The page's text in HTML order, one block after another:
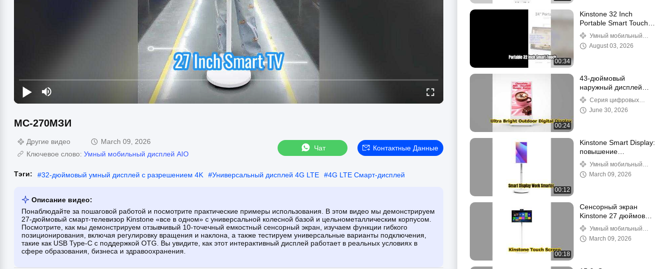
МС-270МЗИ
Другие видео
March 09, 2026
Ключевое слово: Умный мобильный дисплей AIO
Чат Контактные Данные
Тэги: #32-дюймовый умный дисплей с разрешением 4K #Универсальный дисплей 4G LTE #4G LTE Смарт-дисплей
Описание видео:
Понаблюдайте за пошаговой работой и посмотрите практические примеры использования. В этом видео мы демонстрируем
27-дюймовый смарт-телевизор Kinstone «все в одном» с универсальной колесной базой и цельнометаллическим корпусом.
Посмотрите, как мы демонстрируем отзывчивый 10-точечный емкостный сенсорный экран, изучаем функции гибкого
позиционирования, включая регулировку вращения и наклона, а также тестируем универсальные варианты подключения,
такие как USB Type-C с поддержкой OTG. Вы увидите, как этот интерактивный дисплей работает в реальных условиях в
сфере образования, бизнеса и здравоохранения.
00:34
Kinstone 32 Inch
Portable Smart Touch
Screen Review
Умный мобильный
дисплей AIO
August 03, 2026
00:24
43-дюймовый
наружный дисплей
высокой яркости Digital
Signage
Серия цифровых
вывесок
June 30, 2026
00:12
Kinstone Smart Display:
повышение
производительности в
офисе
Умный мобильный
дисплей AIO
March 09, 2026
00:18
Сенсорный экран
Kinstone 27 дюймов
для
беспрепятственного
взаимодействия
Умный мобильный
дисплей AIO
March 09, 2026